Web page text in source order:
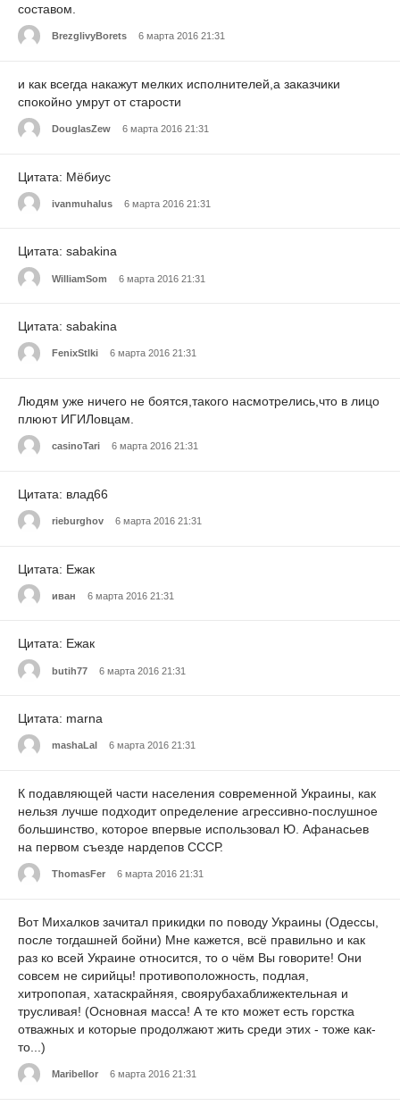
составом.
BrezglivyBorets 6 марта 2016 21:31
и как всегда накажут мелких исполнителей,а заказчики
спокойно умрут от старости
DouglasZew 6 марта 2016 21:31
Цитата: Мёбиус
ivanmuhalus 6 марта 2016 21:31
Цитата: sabakina
WilliamSom 6 марта 2016 21:31
Цитата: sabakina
FenixStlki 6 марта 2016 21:31
Людям уже ничего не боятся,такого насмотрелись,что в лицо
плюют ИГИЛовцам.
casinoTari 6 марта 2016 21:31
Цитата: влад66
rieburghov 6 марта 2016 21:31
Цитата: Ежак
иван 6 марта 2016 21:31
Цитата: Ежак
butih77 6 марта 2016 21:31
Цитата: marna
mashaLal 6 марта 2016 21:31
К подавляющей части населения современной Украины, как
нельзя лучше подходит определение агрессивно-послушное
большинство, которое впервые использовал Ю. Афанасьев
на первом съезде нардепов СССР.
ThomasFer 6 марта 2016 21:31
Вот Михалков зачитал прикидки по поводу Украины (Одессы,
после тогдашней бойни) Мне кажется, всё правильно и как
раз ко всей Украине относится, то о чём Вы говорите! Они
совсем не сирийцы! противоположность, подлая,
хитропопая, хатаскрайняя, своярубахаближектельная и
трусливая! (Основная масса! А те кто может есть горстка
отважных и которые продолжают жить среди этих - тоже как-
то...)
Maribellor 6 марта 2016 21:31